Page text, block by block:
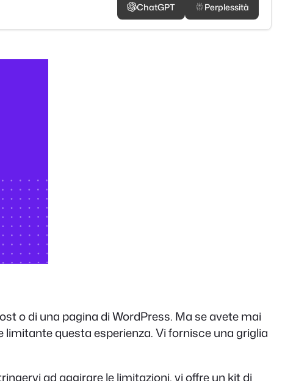
ChatGPT Perplessità
o di una pagina di WordPress. Ma se avete mai
questa esperienza. Vi fornisce una griglia
ad aggirare le limitazioni, vi offre un kit di